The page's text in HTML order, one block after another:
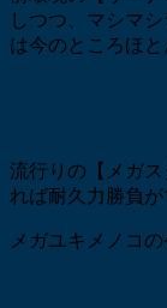
しつつ、マシマ
は今のところほと
流行りの【メガ
れば耐久力勝負が
メガユキメノコ